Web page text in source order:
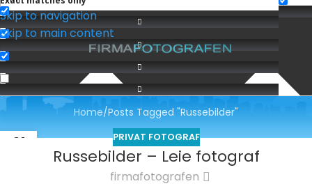
Skip to navigation
Skip to main content
Service: Russebilder
Home Posts Tagged "Russebilder"
01 PRIVAT FOTOGRAF
Russebilder – Leie fotograf
firmafotografen